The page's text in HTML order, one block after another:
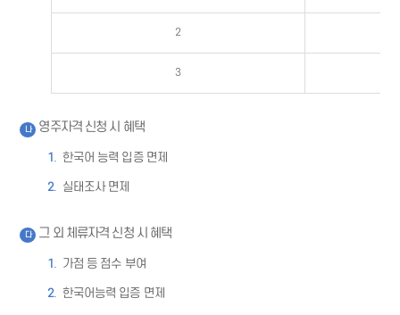
2
3
영주자격 신청 시 혜택
한국어 능력 입증 면제
실태조사 면제
다 그 외 체류자격 신청 시 혜택
가점 등 점수 부여
한국어능력 입증 면제